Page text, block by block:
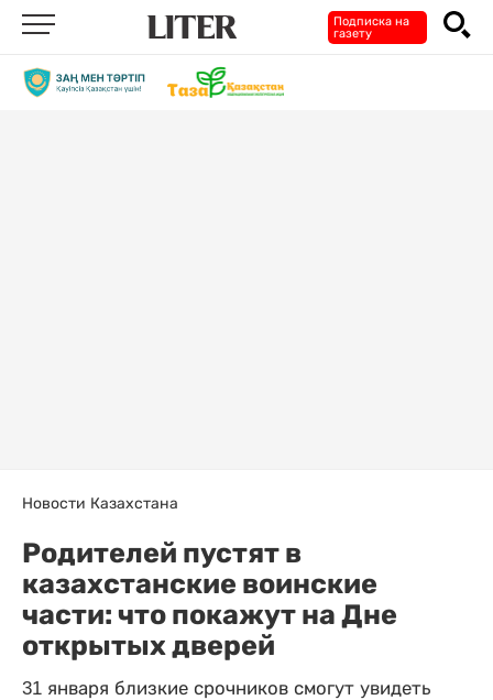
Подписка на
газету
Новости Казахстана
Родителей пустят в
казахстанские воинские
части: что покажут на Дне
открытых дверей
31 января близкие срочников смогут увидеть